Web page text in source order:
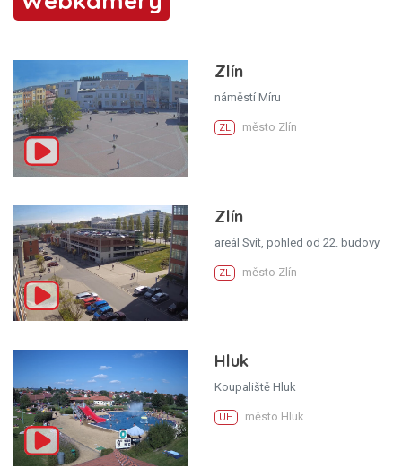
Zlín
náměstí Míru
ZL město Zlín
Zlín
areál Svit, pohled od 22. budovy
ZL město Zlín
Hluk
Koupaliště Hluk
UH město Hluk